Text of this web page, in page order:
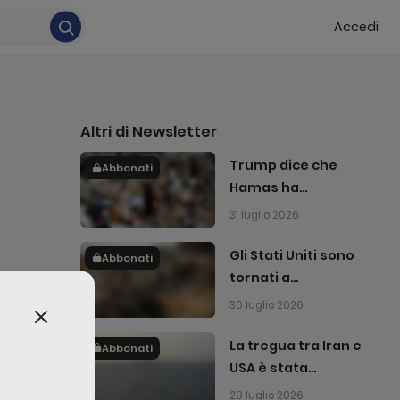
Accedi
Altri di Newsletter
Abbonati
Trump dice che
Hamas ha
accettato di
31 luglio 2026
Abbonati
Gli Stati Uniti sono
tornati a
bombardare l'Iran
30 luglio 2026
Abbonati
La tregua tra Iran e
USA è stata
interrotta
29 luglio 2026